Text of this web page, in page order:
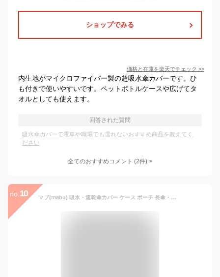
ショップでみる
価格と在庫を楽天でチェック >>
内生地がマイクロファイバー製の超吸水傘カバーです。ひ
も付きで使いやすいです。ペットボトルケースや広げてタ
オルとしても使えます。
回答された質問
吸水傘カバーで電車や職場でも濡れないおすすめ商品を教えてく
ださい
全てのおすすめコメント (2件) >
no. 10 マブ(mabu) 吸水・速乾傘カバー ケース ポーチ 長傘・折りたたみ傘どちらにも対応 紅 マイクロファイバー 肩掛けストラップ SMV-41862